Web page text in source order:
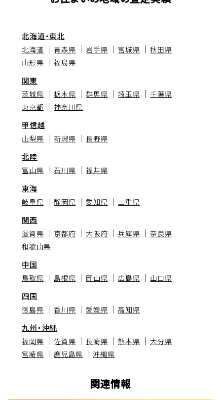
北海道・東北
北海道 青森県 岩手県 宮城県
秋田県
山形県
福島県
関東
茨城県 栃木県 群馬県 埼玉県
千葉県
東京都
神奈川県
甲信越
山梨県 新潟県 長野県
北陸
富山県 石川県 福井県
東海
岐阜県 静岡県 愛知県 三重県
関西
滋賀県 京都府 大阪府 兵庫県
奈良県
和歌山県
中国
鳥取県 島根県 岡山県 広島県 山口県
四国
徳島県 香川県 愛媛県 高知県
九州・沖縄
福岡県 佐賀県 長崎県 熊本県
大分県
宮崎県
鹿児島県 沖縄県
関連情報